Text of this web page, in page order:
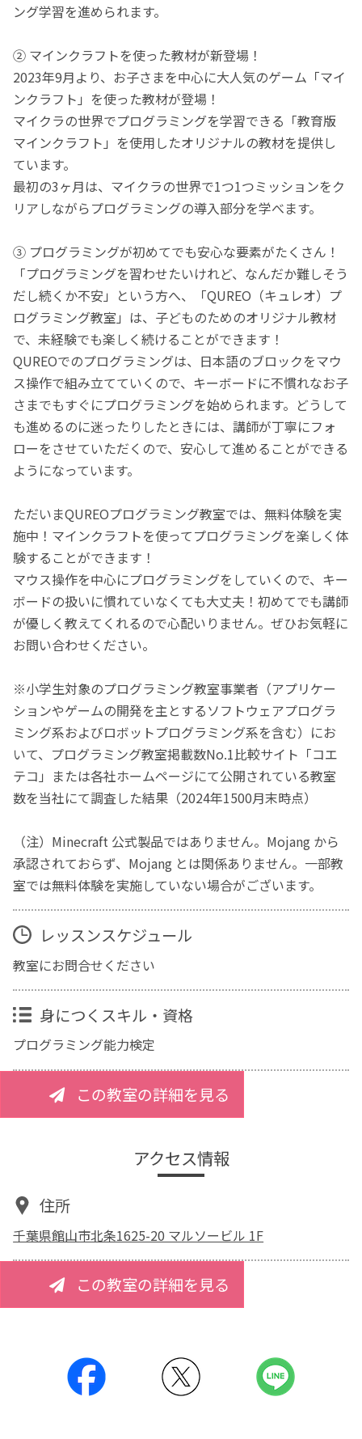
ング学習を進められます。
② マインクラフトを使った教材が新登場！
2023年9月より、お子さまを中心に大人気のゲーム「マイ
ンクラフト」を使った教材が登場！
マイクラの世界でプログラミングを学習できる「教育版
マインクラフト」を使用したオリジナルの教材を提供し
ています。
最初の3ヶ月は、マイクラの世界で1つ1つミッションをク
リアしながらプログラミングの導入部分を学べます。
③ プログラミングが初めてでも安心な要素がたくさん！
「プログラミングを習わせたいけれど、なんだか難しそう
だし続くか不安」という方へ、「QUREO（キュレオ）プ
ログラミング教室」は、子どものためのオリジナル教材
で、未経験でも楽しく続けることができます！
QUREOでのプログラミングは、日本語のブロックをマウ
ス操作で組み立てていくので、キーボードに不慣れなお子
さまでもすぐにプログラミングを始められます。どうして
も進めるのに迷ったりしたときには、講師が丁寧にフォ
ローをさせていただくので、安心して進めることができる
ようになっています。
ただいまQUREOプログラミング教室では、無料体験を実
施中！マインクラフトを使ってプログラミングを楽しく体
験することができます！
マウス操作を中心にプログラミングをしていくので、キー
ボードの扱いに慣れていなくても大丈夫！初めてでも講師
が優しく教えてくれるので心配いりません。ぜひお気軽に
お問い合わせください。
※小学生対象のプログラミング教室事業者（アプリケー
ションやゲームの開発を主とするソフトウェアプログラ
ミング系およびロボットプログラミング系を含む）にお
いて、プログラミング教室掲載数No.1比較サイト「コエ
テコ」または各社ホームページにて公開されている教室
数を当社にて調査した結果（2024年1500月末時点）
（注）Minecraft 公式製品ではありません。Mojang から
承認されておらず、Mojang とは関係ありません。一部教
室では無料体験を実施していない場合がございます。
レッスンスケジュール
教室にお問合せください
身につくスキル・資格
プログラミング能力検定
この教室の詳細を見る
アクセス情報
住所
千葉県館山市北条1625-20 マルソービル 1F
この教室の詳細を見る